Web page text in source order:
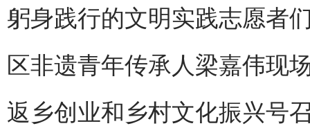
躬身践行的文明实践志愿者
区非遗青年传承人梁嘉伟现
返乡创业和乡村文化振兴号